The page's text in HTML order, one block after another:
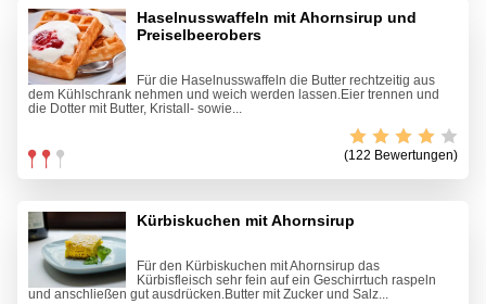
Haselnusswaffeln mit Ahornsirup und
Preiselbeerobers
Für die Haselnusswaffeln die Butter rechtzeitig aus
dem Kühlschrank nehmen und weich werden lassen.Eier trennen und
die Dotter mit Butter, Kristall- sowie...
(122 Bewertungen)
Kürbiskuchen mit Ahornsirup
Für den Kürbiskuchen mit Ahornsirup das
Kürbisfleisch sehr fein auf ein Geschirrtuch raspeln
und anschließen gut ausdrücken.Butter mit Zucker und Salz...